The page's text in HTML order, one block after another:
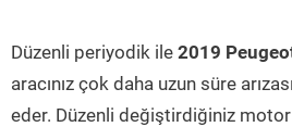
Düzenli periyodik ile 2019
aracınız çok daha uzun süre
eder. Düzenli değiştirdiğiniz motor